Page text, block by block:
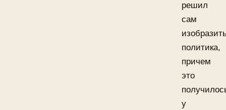
решил
сам
политика,
причем
это
у